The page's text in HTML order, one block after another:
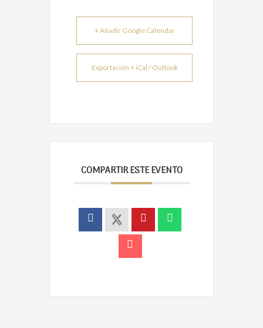
+ Añadir Google Calendar
Exportación + iCal / Outlook
COMPARTIR ESTE EVENTO